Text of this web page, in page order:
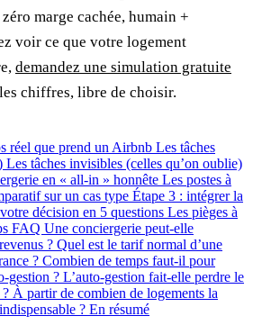
marge cachée, humain +
voir ce que votre logement
demandez une simulation gratuite
chiffres, libre de choisir.
réel que prend un Airbnb Les tâches
Les tâches invisibles (celles qu’on oublie)
en « all-in » honnête Les postes à
sur un cas type Étape 3 : intégrer la
décision en 5 questions Les pièges à
FAQ Une conciergerie peut-elle
? Quel est le tarif normal d’une
? Combien de temps faut-il pour
gestion ? L’auto-gestion fait-elle perdre le
À partir de combien de logements la
? En résumé